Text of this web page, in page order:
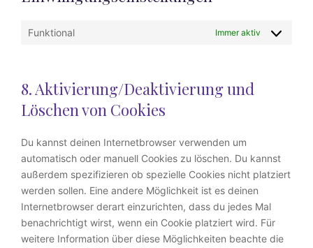
Funktional Immer aktiv
8. Aktivierung/Deaktivierung und
Löschen von Cookies
Du kannst deinen Internetbrowser verwenden um
automatisch oder manuell Cookies zu löschen. Du kannst
außerdem spezifizieren ob spezielle Cookies nicht platziert
werden sollen. Eine andere Möglichkeit ist es deinen
Internetbrowser derart einzurichten, dass du jedes Mal
benachrichtigt wirst, wenn ein Cookie platziert wird. Für
weitere Information über diese Möglichkeiten beachte die